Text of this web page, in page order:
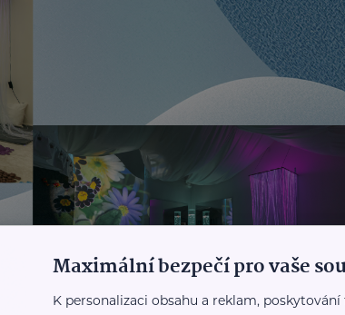
Maximální bezpečí pro vaše
K personalizaci obsahu a reklam,